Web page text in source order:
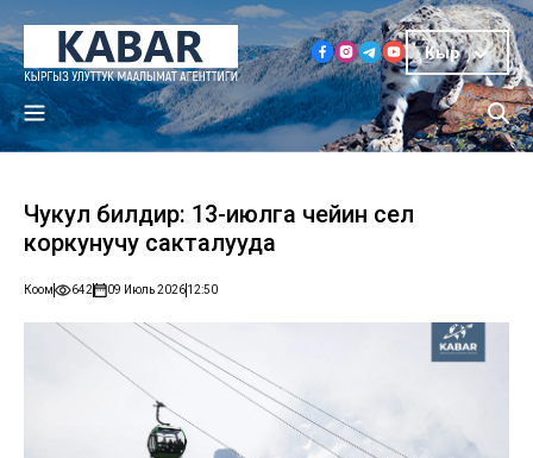
Кыр
Чукул билдирүү: 13-июлга чейин сел
коркунучу сакталууда
Коом 642 09 Июль 202612:50